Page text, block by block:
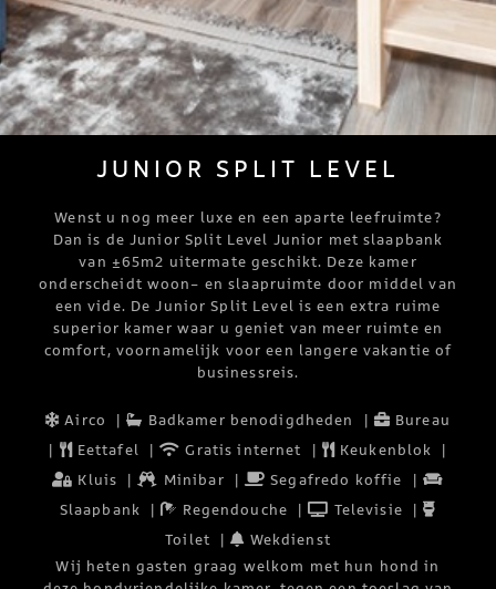
JUNIOR SPLIT LEVEL
Wenst u nog meer luxe en een aparte leefruimte?
Dan is de Junior Split Level Junior met slaapbank
van ±65m2 uitermate geschikt. Deze kamer
onderscheidt woon- en slaapruimte door middel van
een vide. De Junior Split Level is een extra ruime
superior kamer waar u geniet van meer ruimte en
comfort, voornamelijk voor een langere vakantie of
businessreis.
Airco Badkamer benodigdheden
Bureau
Eettafel Gratis internet Keukenblok
Kluis
Minibar Segafredo koffie
Slaapbank
Regendouche Televisie
Toilet
Wekdienst
Wij heten gasten graag welkom met hun hond in